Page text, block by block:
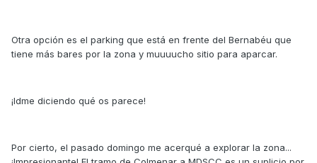
Otra opción es el parking que está en frente del Bernabéu que
tiene más bares por la zona y muuuucho sitio para aparcar.
¡Idme diciendo qué os parece!
Por cierto, el pasado domingo me acerqué a explorar la zona...